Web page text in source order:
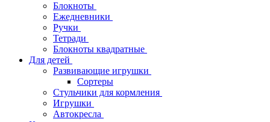
Блокноты
Ежедневники
Ручки
Тетради
Блокноты квадратные
Для детей
Развивающие игрушки
Сортеры
Стульчики для кормления
Игрушки
Автокресла